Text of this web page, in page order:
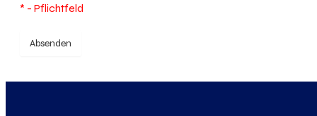
* - Pflichtfeld
Absenden